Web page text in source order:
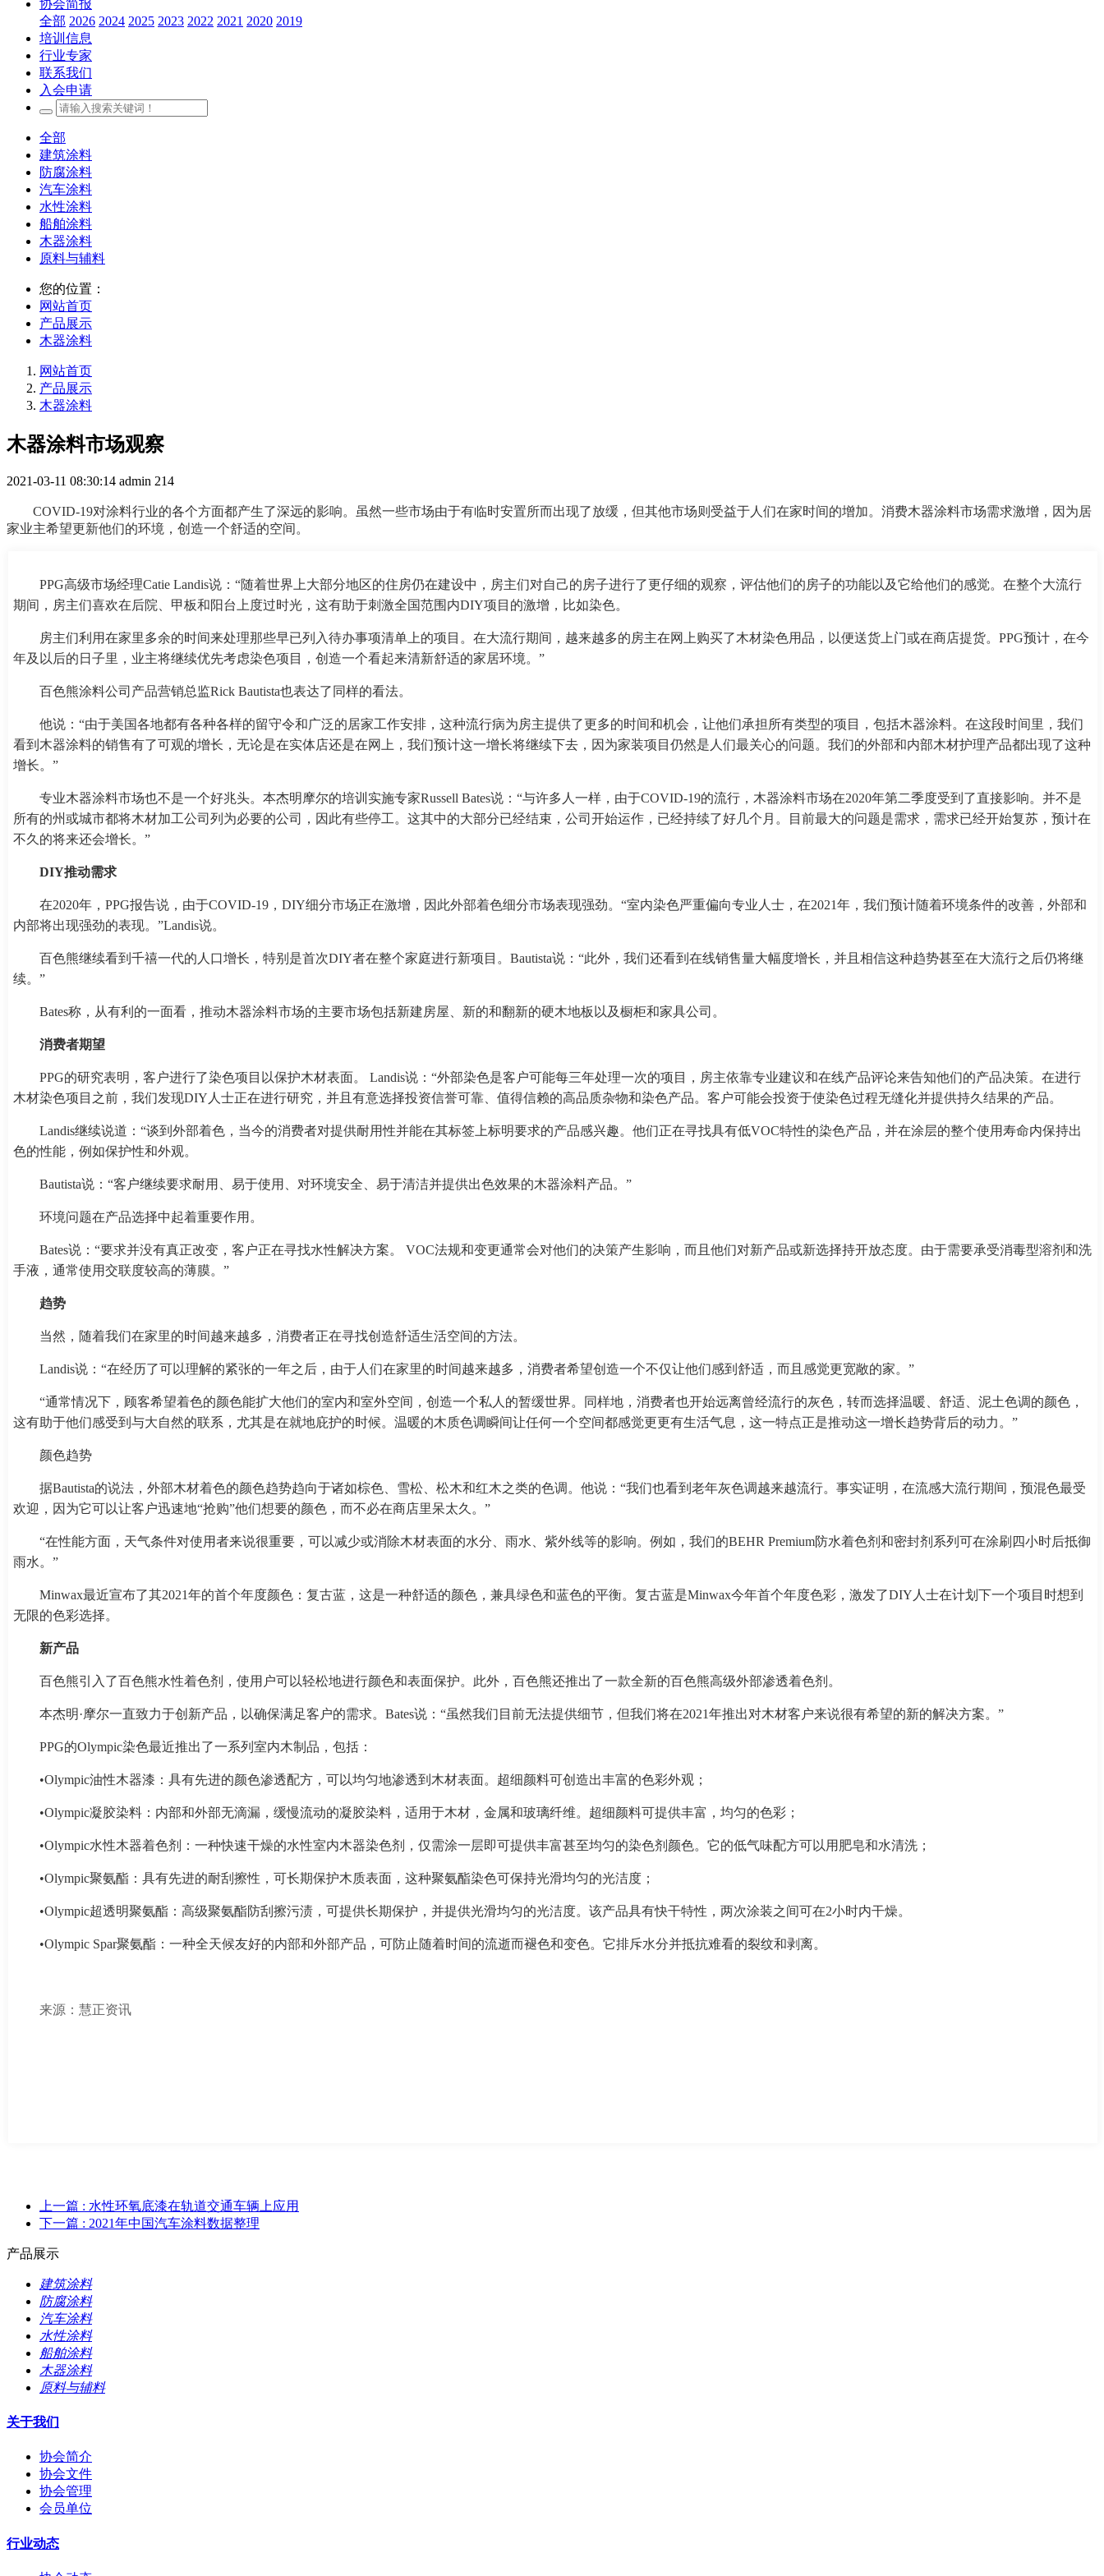
协会简报
全部 2026 2024 2025 2023 2022 2021 2020 2019
培训信息
行业专家
联系我们
入会申请
全部
建筑涂料
防腐涂料
汽车涂料
水性涂料
船舶涂料
木器涂料
原料与辅料
您的位置：
网站首页
产品展示
木器涂料
网站首页
产品展示
木器涂料
木器涂料市场观察
2021-03-11 08:30:14 admin 214
COVID-19对涂料行业的各个方面都产生了深远的影响。虽然一些市场由于有临时安置所而出现了放缓，但其他市场则受益于人们在家时间的增加。消费木器涂料市场需求激增，因为居
家业主希望更新他们的环境，创造一个舒适的空间。
PPG高级市场经理Catie Landis说：“随着世界上大部分地区的住房仍在建设中，房主们对自己的房子进行了更仔细的观察，评估他们的房子的功能以及它给他们的感觉。在整个大流行
期间，房主们喜欢在后院、甲板和阳台上度过时光，这有助于刺激全国范围内DIY项目的激增，比如染色。
房主们利用在家里多余的时间来处理那些早已列入待办事项清单上的项目。在大流行期间，越来越多的房主在网上购买了木材染色用品，以便送货上门或在商店提货。PPG预计，在今
年及以后的日子里，业主将继续优先考虑染色项目，创造一个看起来清新舒适的家居环境。”
百色熊涂料公司产品营销总监Rick Bautista也表达了同样的看法。
他说：“由于美国各地都有各种各样的留守令和广泛的居家工作安排，这种流行病为房主提供了更多的时间和机会，让他们承担所有类型的项目，包括木器涂料。在这段时间里，我们
看到木器涂料的销售有了可观的增长，无论是在实体店还是在网上，我们预计这一增长将继续下去，因为家装项目仍然是人们最关心的问题。我们的外部和内部木材护理产品都出现了这种
增长。”
专业木器涂料市场也不是一个好兆头。本杰明摩尔的培训实施专家Russell Bates说：“与许多人一样，由于COVID-19的流行，木器涂料市场在2020年第二季度受到了直接影响。并不是
所有的州或城市都将木材加工公司列为必要的公司，因此有些停工。这其中的大部分已经结束，公司开始运作，已经持续了好几个月。目前最大的问题是需求，需求已经开始复苏，预计在
不久的将来还会增长。”
DIY推动需求
在2020年，PPG报告说，由于COVID-19，DIY细分市场正在激增，因此外部着色细分市场表现强劲。“室内染色严重偏向专业人士，在2021年，我们预计随着环境条件的改善，外部和
内部将出现强劲的表现。”Landis说。
百色熊继续看到千禧一代的人口增长，特别是首次DIY者在整个家庭进行新项目。Bautista说：“此外，我们还看到在线销售量大幅度增长，并且相信这种趋势甚至在大流行之后仍将继
续。”
Bates称，从有利的一面看，推动木器涂料市场的主要市场包括新建房屋、新的和翻新的硬木地板以及橱柜和家具公司。
消费者期望
PPG的研究表明，客户进行了染色项目以保护木材表面。 Landis说：“外部染色是客户可能每三年处理一次的项目，房主依靠专业建议和在线产品评论来告知他们的产品决策。在进行
木材染色项目之前，我们发现DIY人士正在进行研究，并且有意选择投资信誉可靠、值得信赖的高品质杂物和染色产品。客户可能会投资于使染色过程无缝化并提供持久结果的产品。
Landis继续说道：“谈到外部着色，当今的消费者对提供耐用性并能在其标签上标明要求的产品感兴趣。他们正在寻找具有低VOC特性的染色产品，并在涂层的整个使用寿命内保持出
色的性能，例如保护性和外观。
Bautista说：“客户继续要求耐用、易于使用、对环境安全、易于清洁并提供出色效果的木器涂料产品。”
环境问题在产品选择中起着重要作用。
Bates说：“要求并没有真正改变，客户正在寻找水性解决方案。 VOC法规和变更通常会对他们的决策产生影响，而且他们对新产品或新选择持开放态度。由于需要承受消毒型溶剂和洗
手液，通常使用交联度较高的薄膜。”
趋势
当然，随着我们在家里的时间越来越多，消费者正在寻找创造舒适生活空间的方法。
Landis说：“在经历了可以理解的紧张的一年之后，由于人们在家里的时间越来越多，消费者希望创造一个不仅让他们感到舒适，而且感觉更宽敞的家。”
“通常情况下，顾客希望着色的颜色能扩大他们的室内和室外空间，创造一个私人的暂缓世界。同样地，消费者也开始远离曾经流行的灰色，转而选择温暖、舒适、泥土色调的颜色，
这有助于他们感受到与大自然的联系，尤其是在就地庇护的时候。温暖的木质色调瞬间让任何一个空间都感觉更更有生活气息，这一特点正是推动这一增长趋势背后的动力。”
颜色趋势
据Bautista的说法，外部木材着色的颜色趋势趋向于诸如棕色、雪松、松木和红木之类的色调。他说：“我们也看到老年灰色调越来越流行。事实证明，在流感大流行期间，预混色最受
欢迎，因为它可以让客户迅速地“抢购”他们想要的颜色，而不必在商店里呆太久。”
“在性能方面，天气条件对使用者来说很重要，可以减少或消除木材表面的水分、雨水、紫外线等的影响。例如，我们的BEHR Premium防水着色剂和密封剂系列可在涂刷四小时后抵御
雨水。”
Minwax最近宣布了其2021年的首个年度颜色：复古蓝，这是一种舒适的颜色，兼具绿色和蓝色的平衡。复古蓝是Minwax今年首个年度色彩，激发了DIY人士在计划下一个项目时想到
无限的色彩选择。
新产品
百色熊引入了百色熊水性着色剂，使用户可以轻松地进行颜色和表面保护。此外，百色熊还推出了一款全新的百色熊高级外部渗透着色剂。
本杰明·摩尔一直致力于创新产品，以确保满足客户的需求。Bates说：“虽然我们目前无法提供细节，但我们将在2021年推出对木材客户来说很有希望的新的解决方案。”
PPG的Olympic染色最近推出了一系列室内木制品，包括：
•Olympic油性木器漆：具有先进的颜色渗透配方，可以均匀地渗透到木材表面。超细颜料可创造出丰富的色彩外观；
•Olympic凝胶染料：内部和外部无滴漏，缓慢流动的凝胶染料，适用于木材，金属和玻璃纤维。超细颜料可提供丰富，均匀的色彩；
•Olympic水性木器着色剂：一种快速干燥的水性室内木器染色剂，仅需涂一层即可提供丰富甚至均匀的染色剂颜色。它的低气味配方可以用肥皂和水清洗；
•Olympic聚氨酯：具有先进的耐刮擦性，可长期保护木质表面，这种聚氨酯染色可保持光滑均匀的光洁度；
•Olympic超透明聚氨酯：高级聚氨酯防刮擦污渍，可提供长期保护，并提供光滑均匀的光洁度。该产品具有快干特性，两次涂装之间可在2小时内干燥。
•Olympic Spar聚氨酯：一种全天候友好的内部和外部产品，可防止随着时间的流逝而褪色和变色。它排斥水分并抵抗难看的裂纹和剥离。
来源：慧正资讯
上一篇 : 水性环氧底漆在轨道交通车辆上应用
下一篇 : 2021年中国汽车涂料数据整理
产品展示
建筑涂料
防腐涂料
汽车涂料
水性涂料
船舶涂料
木器涂料
原料与辅料
关于我们
协会简介
协会文件
协会管理
会员单位
行业动态